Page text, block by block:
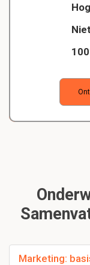
Marketing: